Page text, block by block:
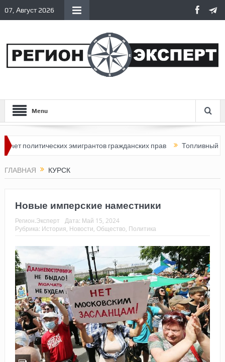
07, Август 2026
Menu
эмигрантов гражданских прав Топливный кризис в
ГЛАВНАЯ КУРСК
Новые имперские наместники
Регион.Эксперт Дата: Май 15, 2024
Рубрика: История Новости Общество Политика